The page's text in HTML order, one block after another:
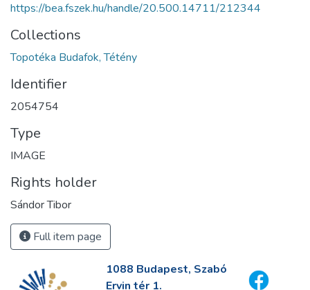
https://bea.fszek.hu/handle/20.500.14711/212344
Collections
Topotéka Budafok, Tétény
Identifier
2054754
Type
IMAGE
Rights holder
Sándor Tibor
Full item page
1088 Budapest, Szabó
Ervin tér 1.